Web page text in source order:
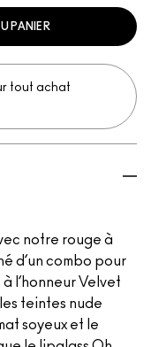
PANIER
tout achat
notre rouge à
d’un combo pour
l’honneur Velvet
teintes nude
soyeux et le